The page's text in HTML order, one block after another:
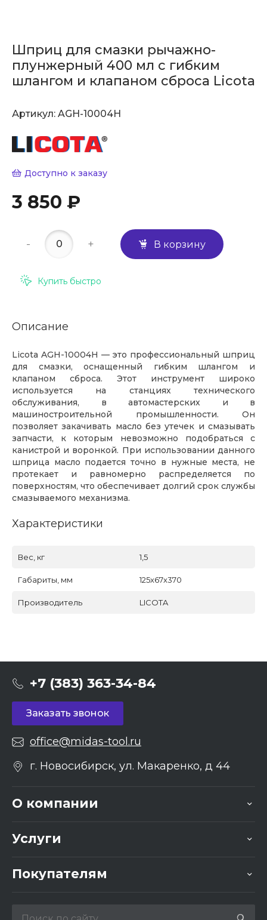
Шприц для смазки рычажно-
плунжерный 400 мл с гибким
шлангом и клапаном сброса Licota
Артикул: AGH-10004H
Доступно к заказу
3 850 ₽
- + В корзину
Купить быстро
Описание
Licota AGH-10004H — это профессиональный шприц
для смазки, оснащенный гибким шлангом и
клапаном сброса. Этот инструмент широко
используется на станциях технического
обслуживания, в автомастерских и в
машиностроительной промышленности. Он
позволяет закачивать масло без утечек и смазывать
запчасти, к которым невозможно подобраться с
канистрой и воронкой. При использовании данного
шприца масло подается точно в нужные места, не
протекает и равномерно распределяется по
поверхностям, что обеспечивает долгий срок службы
смазываемого механизма.
Характеристики
Вес, кг 1,5
Габариты, мм 125x67x370
Производитель LICOTA
+7 (383) 363-34-84
Заказать звонок
office@midas-tool.ru
г. Новосибирск, ул. Макаренко, д 44
О компании
Услуги
Покупателям